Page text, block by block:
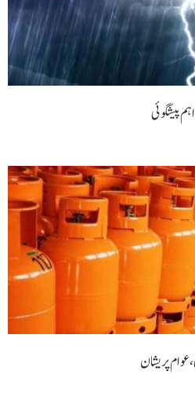
پیشگوئی
عوام پریشان